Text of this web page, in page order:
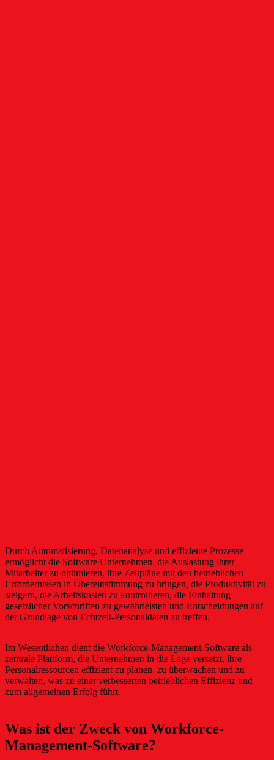
Durch Automatisierung, Datenanalyse und effiziente Prozesse
ermöglicht die Software Unternehmen, die Auslastung ihrer
Mitarbeiter zu optimieren, ihre Zeitpläne mit den betrieblichen
Erfordernissen in Übereinstimmung zu bringen, die Produktivität zu
steigern, die Arbeitskosten zu kontrollieren, die Einhaltung
gesetzlicher Vorschriften zu gewährleisten und Entscheidungen auf
der Grundlage von Echtzeit-Personaldaten zu treffen.
Im Wesentlichen dient die Workforce-Management-Software als
zentrale Plattform, die Unternehmen in die Lage versetzt, ihre
Personalressourcen effizient zu planen, zu überwachen und zu
verwalten, was zu einer verbesserten betrieblichen Effizienz und
zum allgemeinen Erfolg führt.
Was ist der Zweck von Workforce-
Management-Software?